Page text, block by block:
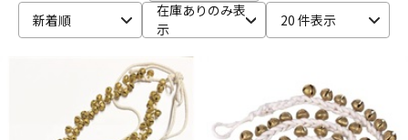
ドラム パーカッション
新着順
在庫ありのみ表
示
20 件表示